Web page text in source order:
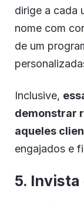
dirige a cada
nome com
de um
Inclusive,
demonstrar
aqueles
engajados e
5.